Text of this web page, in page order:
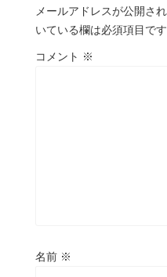
メールアドレスが公開さ
いている欄は必須項目です
コメント ※
名前 ※